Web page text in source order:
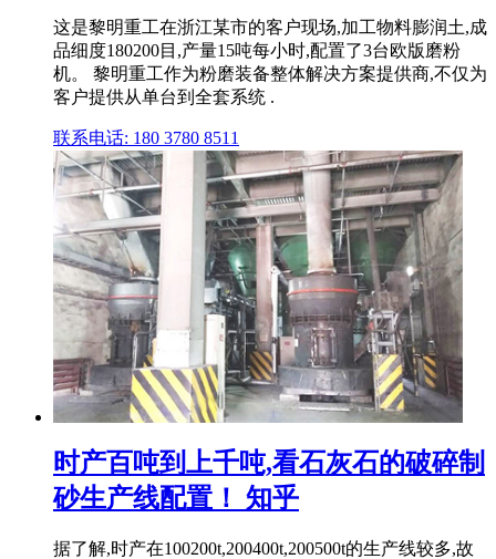
这是黎明重工在浙江某市的客户现场,加工物料膨润土,成
品细度180200目,产量15吨每小时,配置了3台欧版磨粉
机。 黎明重工作为粉磨装备整体解决方案提供商,不仅为
客户提供从单台到全套系统 .
联系电话: 180 3780 8511
时产百吨到上千吨,看石灰石的破碎制
砂生产线配置！ 知乎
据了解,时产在100200t,200400t,200500t的生产线较多,故